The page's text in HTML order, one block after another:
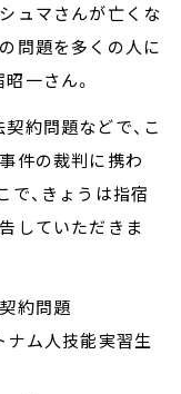
ュマさんが亡くな
問題を多くの人に
一さん。
約問題などで、こ
件の裁判に携わ
で、きょうは指宿
していただきま
約問題
ナム人技能実習生